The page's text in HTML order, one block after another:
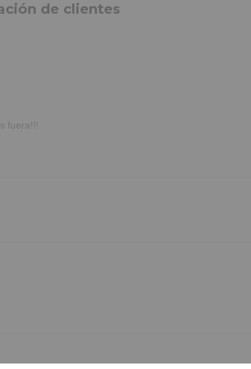
de clientes
fuera!!!